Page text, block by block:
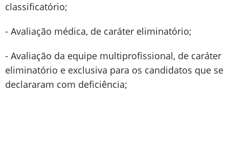
classificatório;
- Avaliação médica, de caráter eliminatório;
- Avaliação da equipe multiprofissional, de caráter
eliminatório e exclusiva para os candidatos que se
declararam com deficiência;